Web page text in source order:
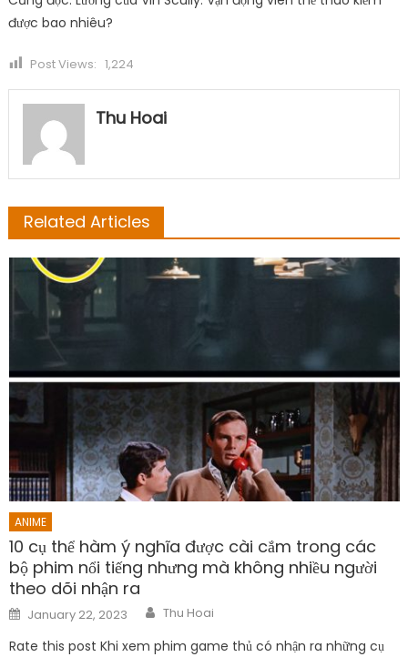
được bao nhiêu?
Post Views: 1,224
Thu Hoai
Related Articles
ANIME
10 cụ thể hàm ý nghĩa được cài cắm trong các
bộ phim nổi tiếng nhưng mà không nhiều người
theo dõi nhận ra
Posted
on
January 22, 2023 Author
Thu Hoai
Rate this post Khi xem phim game thủ có nhận ra những cụ